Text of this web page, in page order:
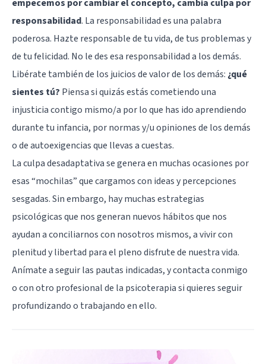
empecemos por cambiar el concepto, cambia culpa por
responsabilidad. La responsabilidad es una palabra
poderosa. Hazte responsable de tu vida, de tus problemas y
de tu felicidad. No le des esa responsabilidad a los demás.
Libérate también de los juicios de valor de los demás: ¿qué
sientes tú? Piensa si quizás estás cometiendo una
injusticia contigo mismo/a por lo que has ido aprendiendo
durante tu infancia, por normas y/u opiniones de los demás
o de autoexigencias que llevas a cuestas.
La culpa desadaptativa se genera en muchas ocasiones por
esas “mochilas” que cargamos con ideas y percepciones
sesgadas. Sin embargo, hay muchas estrategias
psicológicas que nos generan nuevos hábitos que nos
ayudan a conciliarnos con nosotros mismos, a vivir con
plenitud y libertad para el pleno disfrute de nuestra vida.
Anímate a seguir las pautas indicadas, y contacta conmigo
o con otro profesional de la psicoterapia si quieres seguir
profundizando o trabajando en ello.